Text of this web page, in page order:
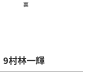
村林一輝